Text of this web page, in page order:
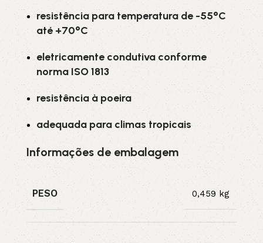
resistência para temperatura de -55°C
até +70°C
eletricamente condutiva conforme
norma ISO 1813
resistência à poeira
adequada para climas tropicais
Informações de embalagem
PESO 0,459 kg